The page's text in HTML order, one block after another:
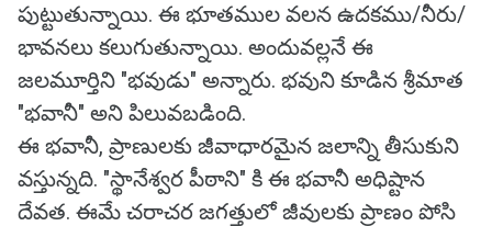
పుట్టుతున్నాయి. ఈ భూతముల వలన ఉదకము/నీరు/
భావనలు కలుగుతున్నాయి. అందువల్లనే ఈ
జలమూర్తిని "భవుడు" అన్నారు. భవుని కూడిన శ్రీమాత
"భవానీ" అని పిలువబడింది.
ఈ భవానీ, ప్రాణులకు జీవాధారమైన జలాన్ని తీసుకుని
వస్తున్నది. "స్థానేశ్వర పీఠాని" కి ఈ భవానీ అధిష్టాన
దేవత. ఈమే చరాచర జగత్తులో జీవులకు ప్రాణం పోసి